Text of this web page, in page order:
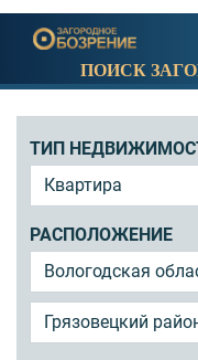
ПОИСК
ТИП
РАСПОЛОЖЕНИЕ